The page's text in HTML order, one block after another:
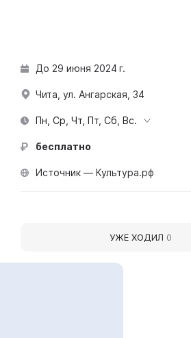
До 29 июня 2024 г.
Чита, ул. Ангарская, 34
Пн, Ср, Чт, Пт, Сб, Вс.
бесплатно
Источник — Культура.рф
УЖЕ ХОДИЛ 0